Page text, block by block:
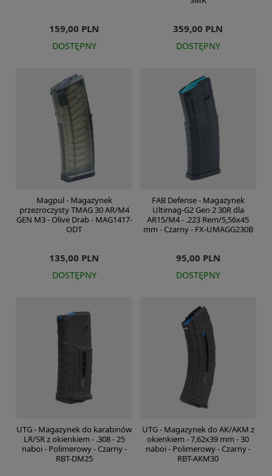
159,00 PLN
DOSTĘPNY
359,00 PLN
DOSTĘPNY
Magpul - Magazynek
przezroczysty TMAG 30 AR/M4
GEN M3 - Olive Drab - MAG1417-
ODT
135,00 PLN
DOSTĘPNY
FAB Defense - Magazynek
Ultimag-G2 Gen 2 30R dla
AR15/M4 - .223 Rem/5,56x45
mm - Czarny - FX-UMAGG230B
95,00 PLN
DOSTĘPNY
UTG - Magazynek do karabinów
LR/SR z okienkiem - .308 - 25
naboi - Polimerowy - Czarny -
RBT-DM25
UTG - Magazynek do AK/AKM z
okienkiem - 7,62x39 mm - 30
naboi - Polimerowy - Czarny -
RBT-AKM30